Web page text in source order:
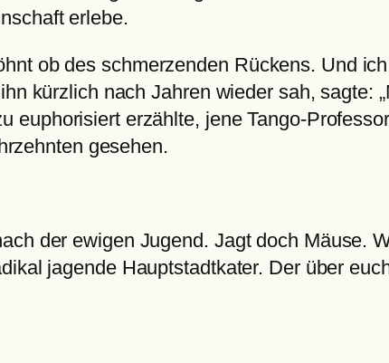
erlebe.
ob des schmerzenden Rückens. Und
kürzlich nach Jahren wieder sah, sagte:
euphorisiert erzählte, jene Tango-
gesehen.
der ewigen Jugend. Jagt doch Mäuse.
jagende Hauptstadtkater. Der über